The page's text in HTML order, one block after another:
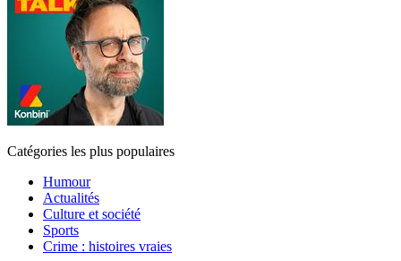
Catégories les plus populaires
Humour
Actualités
Culture et société
Sports
Crime : histoires vraies